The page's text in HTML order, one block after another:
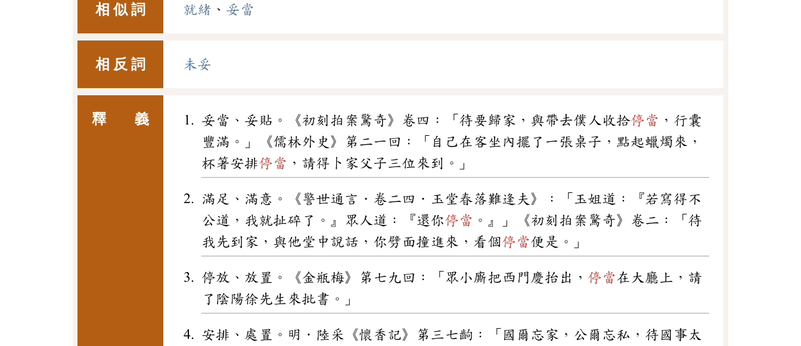
相 似 詞 就緒 、 妥當
相 反 詞 未妥
釋 義 妥當、妥貼。《初刻拍案驚奇》卷四：「待要歸家，與帶去僕人收拾停當 ，行囊
豐滿。」《儒林外史》第二一回：「自己在客坐內擺了一張桌子，點起蠟燭來，
杯箸安排停當 ，請得卜家父子三位來到。」
滿足、滿意。《警世通言．卷二四．玉堂春落難逢夫》：「玉姐道：『若寫得不
公道，我就扯碎了。』眾人道：『還你停當 。』」《初刻拍案驚奇》卷二：「待
我先到家，與他堂中說話，你劈面撞進來，看個停當便是。」
停放、放置。《金瓶梅》第七九回：「眾小廝把西門慶抬出， 停當在大廳上，請
了陰陽徐先生來批書。」
安排、處置。明．陸采《懷香記》第三七齣：「國爾忘家，公爾忘私，待國事太